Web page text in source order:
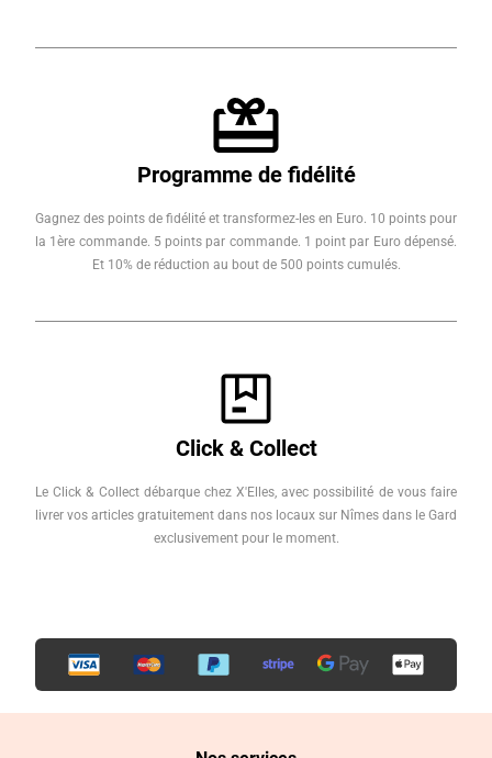
Programme de fidélité
Gagnez des points de fidélité et transformez-les en Euro. 10 points pour
la 1ère commande. 5 points par commande. 1 point par Euro dépensé.
Et 10% de réduction au bout de 500 points cumulés.
Click & Collect
Le Click & Collect débarque chez X'Elles, avec possibilité de vous faire
livrer vos articles gratuitement dans nos locaux sur Nîmes dans le Gard
exclusivement pour le moment.